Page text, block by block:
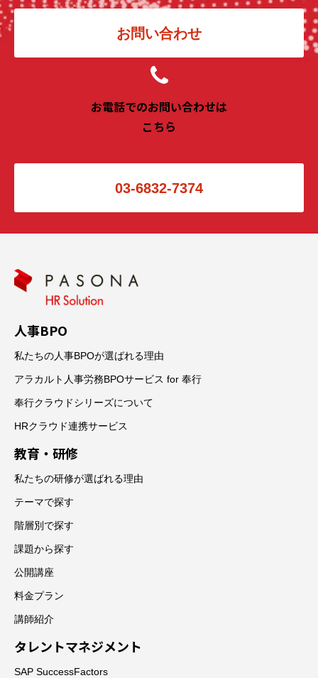
お問い合わせ
お電話でのお問い合わせは
こちら
03-6832-7374
人事BPO
私たちの人事BPOが選ばれる理由
アラカルト人事労務BPOサービス for 奉行
奉行クラウドシリーズについて
HRクラウド連携サービス
教育・研修
私たちの研修が選ばれる理由
テーマで探す
階層別で探す
課題から探す
公開講座
料金プラン
講師紹介
タレントマネジメント
SAP SuccessFactors